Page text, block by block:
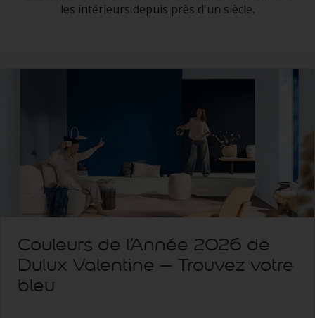
les intérieurs depuis près d'un siècle.
Couleurs de l’Année 2026 de
Dulux Valentine – Trouvez votre
bleu